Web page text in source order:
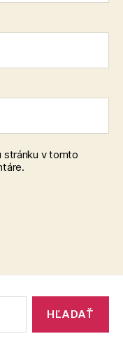
stránku v tomto